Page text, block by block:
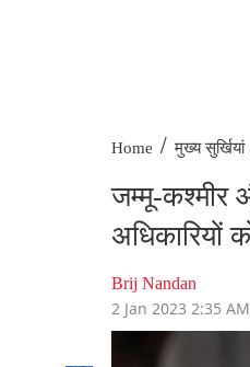
Home / मुख्य सुर्खियां
जम्मू-कश्मीर
अधिकारियों
Brij Nandan
2 Jan 2023 2:35 AM